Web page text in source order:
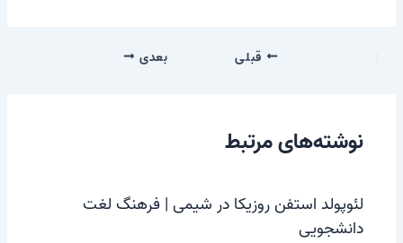
قبلی بعدی
نوشته‌های مرتبط
لئوپولد استفن روزیکا در شیمی | فرهنگ لغت
دانشجویی